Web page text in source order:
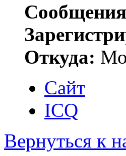
Откуда:
Сайт
ICQ
Вернуться к